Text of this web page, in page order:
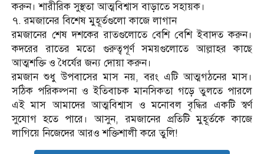
করুন। শারীরিক সুস্থতা আত্মবিশ্বাস বাড়াতে সহায়ক।
৭. রমজানের বিশেষ মুহূর্তগুলো কাজে লাগান
রমজানের শেষ দশকের রাতগুলোতে বেশি বেশি ইবাদত করুন।
কদরের রাতের মতো গুরুত্বপূর্ণ সময়গুলোতে আল্লাহর কাছে
আত্মশক্তি ও ধৈর্যের জন্য দোয়া করুন।
রমজান শুধু উপবাসের মাস নয়, বরং এটি আত্মগঠনের মাস।
সঠিক পরিকল্পনা ও ইতিবাচক মানসিকতা গড়ে তুলতে পারলে
এই মাস আমাদের আত্মবিশ্বাস ও মনোবল বৃদ্ধির একটি স্বর্ণ
সুযোগ হতে পারে। আসুন, রমজানের প্রতিটি মুহূর্তকে কাজে
লাগিয়ে নিজেদের আরও শক্তিশালী করে তুলি!